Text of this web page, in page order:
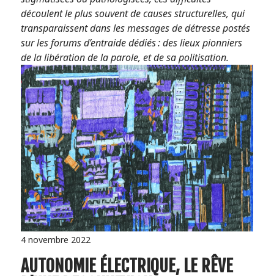
découlent le plus souvent de causes structurelles, qui
transparaissent dans les messages de détresse postés
sur les forums d’entraide dédiés : des lieux pionniers
de la libération de la parole, et de sa politisation.
4 novembre 2022
AUTONOMIE ÉLECTRIQUE, LE RÊVE